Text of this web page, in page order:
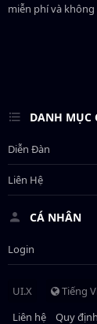
miễn phí và
DANH MỤC
Diễn Đàn
Liên Hệ
CÁ NHÂN
Login
UI.X
Tiếng
Liên hệ
Quy